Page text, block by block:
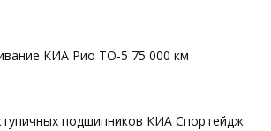
КИА Рио ТО-5 75 000 км
подшипников КИА Спортейдж